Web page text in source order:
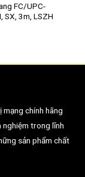
FC/UPC-
SX, 3m, LSZH
mạng chính hãng
nghiệm trong lĩnh
sản phẩm chất